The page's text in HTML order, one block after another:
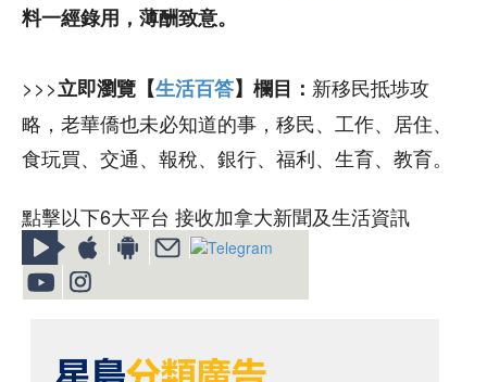
料一經錄用，薄酬致意。
>>>立即瀏覽【生活百答】欄目： 新移民抵埗攻
略，老華僑也未必知道的事，移民、工作、居住、
食玩買、交通、報稅、銀行、福利、生育、教育。
點擊以下6大平台 接收加拿大新聞及生活資訊